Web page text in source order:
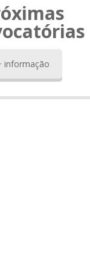
informação